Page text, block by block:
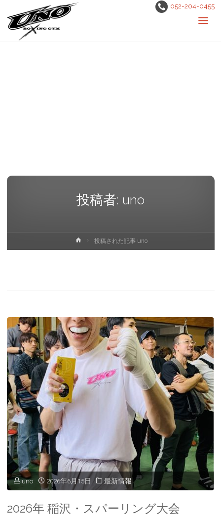
052-204-0455
投稿者: uno
ホ
ー
投稿された記事 uno
uno 2026年6月15日 最新情報
2026年 稲沢・スパーリング大会